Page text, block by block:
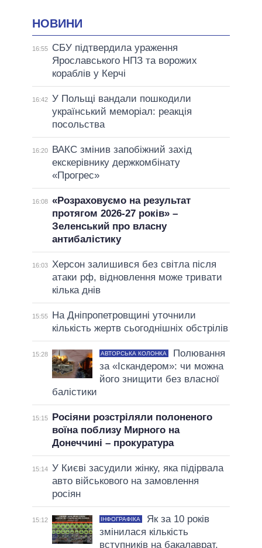
НОВИНИ
16:55
СБУ підтвердила ураження
Ярославського НПЗ та ворожих
кораблів у Керчі
16:42 У Польщі вандали пошкодили
український меморіал: реакція
посольства
16:20
ВАКС змінив запобіжний захід
екскерівнику держкомбінату
«Прогрес»
16:08 «Розраховуємо на результат
протягом 2026-27 років» –
Зеленський про власну
антибалістику
16:03 Херсон залишився без світла після
атаки рф, відновлення може тривати
кілька днів
15:55
На Дніпропетровщині уточнили
кількість жертв сьогоднішніх обстрілів
15:28 АВТОРСЬКА КОЛОНКА
Полювання
за «Іскандером»: чи можна
його знищити без власної
балістики
15:15
Росіяни розстріляли полоненого
воїна поблизу Мирного на
Донеччині – прокуратура
15:14 У Києві засудили жінку, яка підірвала
авто військового на замовлення
росіян
15:12 ІНФОГРАФІКА
Як за 10 років
змінилася кількість
вступників на бакалаврат,